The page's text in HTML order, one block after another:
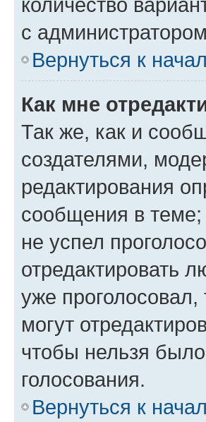
с
Вернуться к
Как мне
Так же, как и
создателями,
редактирования
сообщения в теме;
не успел
отредактировать
уже
могут
чтобы нельзя
голосования.
Вернуться к